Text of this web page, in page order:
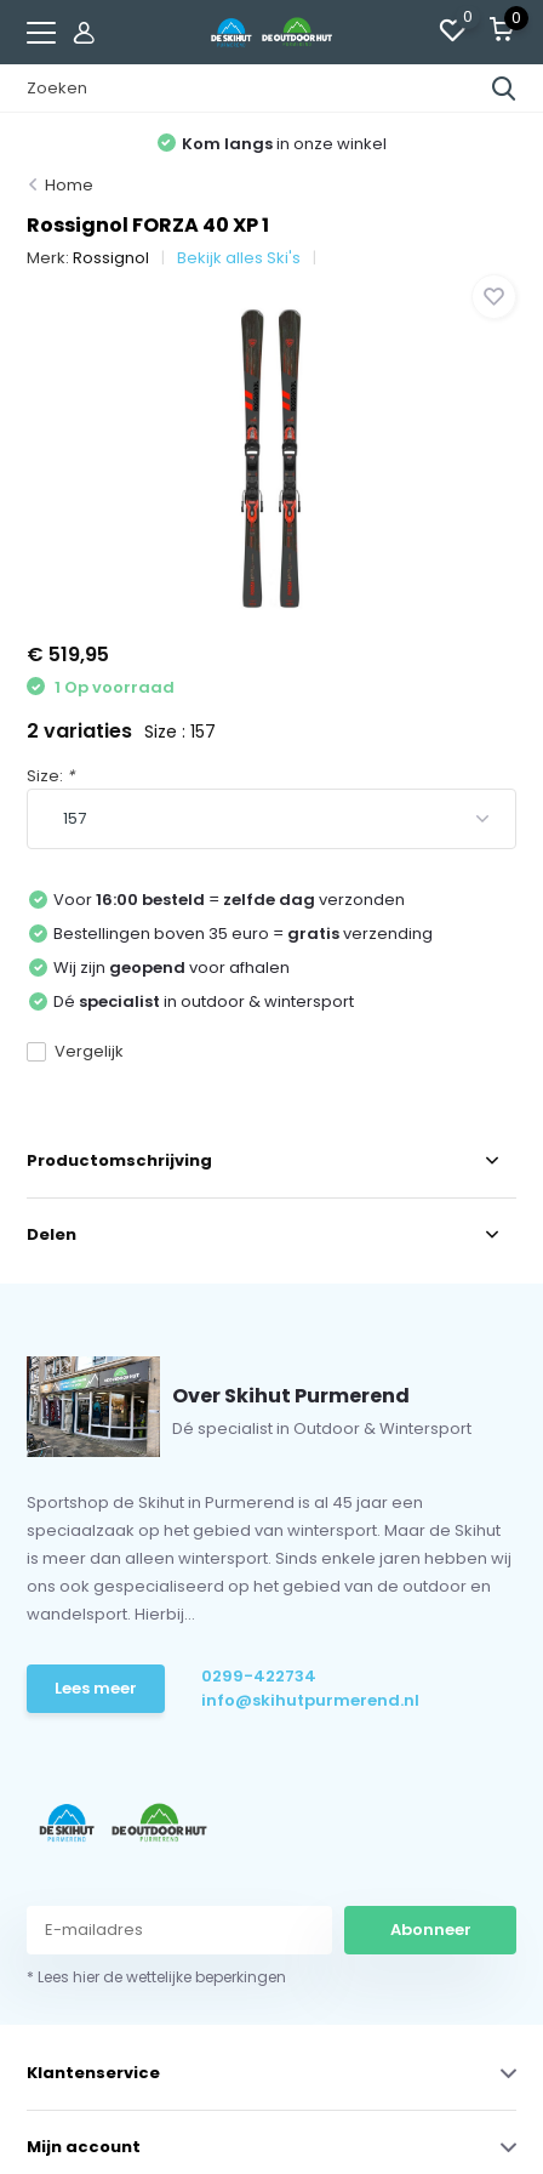
0 0
Kom langsin onze winkel
Home
Rossignol FORZA 40 XP 1
Merk:Rossignol Bekijk alles Ski's
€ 519,95
1 Op voorraad
2 variaties Size : 157
Size: *
Voor16:00 besteld = zelfde dag verzonden
Bestellingen boven 35 euro = gratisverzending
Wij zijn geopend voor afhalen
Dé specialist in outdoor & wintersport
Vergelijk
Productomschrijving
Delen
Over Skihut Purmerend
Dé specialist in Outdoor & Wintersport
Sportshop de Skihut in Purmerend is al 45 jaar een
speciaalzaak op het gebied van wintersport. Maar de Skihut
is meer dan alleen wintersport. Sinds enkele jaren hebben wij
ons ook gespecialiseerd op het gebied van de outdoor en
wandelsport. Hierbij...
Lees meer
0299-422734
info@skihutpurmerend.nl
Abonneer
* Lees hier de wettelijke beperkingen
Klantenservice
Mijn account